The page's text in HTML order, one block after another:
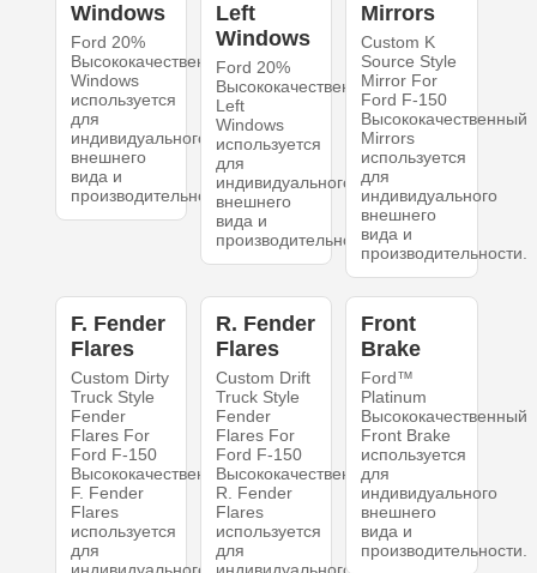
Windows
Ford 20%
Высококачественный
Windows
используется
для
индивидуального
внешнего
вида и
производительности.
Left
Windows
Ford 20%
Высококачественный
Left
Windows
используется
для
индивидуального
внешнего
вида и
производительности.
Mirrors
Custom K
Source Style
Mirror For
Ford F-150
Высококачественный
Mirrors
используется
для
индивидуального
внешнего
вида и
производительности.
F. Fender
Flares
Custom Dirty
Truck Style
Fender
Flares For
Ford F-150
Высококачественный
F. Fender
Flares
используется
для
R. Fender
Flares
Custom Drift
Truck Style
Fender
Flares For
Ford F-150
Высококачественный
R. Fender
Flares
используется
для
Front
Brake
Ford™
Platinum
Высококачественный
Front Brake
используется
для
индивидуального
внешнего
вида и
производительности.